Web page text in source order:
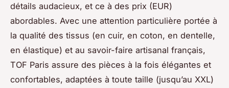
détails audacieux, et ce à des prix (EUR)
abordables. Avec une attention particulière portée à
la qualité des tissus (en cuir, en coton, en dentelle,
en élastique) et au savoir-faire artisanal français,
TOF Paris assure des pièces à la fois élégantes et
confortables, adaptées à toute taille (jusqu’au XXL)